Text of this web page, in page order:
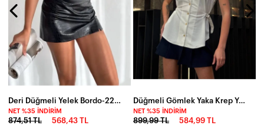
Deri Düğmeli Yelek Bordo-2250-brd
NET %35 İNDIRIM
874,51 TL 568,43 TL
Düğmeli Gömlek Yaka Krep Yelek Beyaz
NET %35 İNDIRIM
899,99 TL 584,99 TL